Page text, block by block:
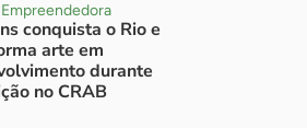
conquista o Rio e
arte em
durante
no CRAB